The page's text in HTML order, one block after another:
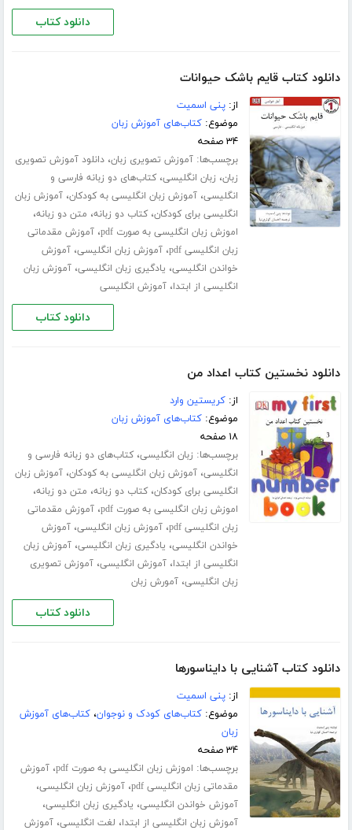
دانلود کتاب
دانلود کتاب قایم باشک حیوانات
از:پنی اسمیت
موضوع:کتاب‌های آموزش زبان
۳۴ صفحه
برچسب‌ها:آموزش تصویری زبان،دانلود آموزش تصویری
زبان، زبان انگلیسی،کتاب‌های دو زبانه فارسی و
انگلیسی،آموزش زبان انگلیسی به کودکان،آموزش زبان
انگلیسی برای کودکان،کتاب دو زبانه، متن دو زبانه،
اموزش زبان انگلیسی به صورت pdf ،آموزش مقدماتی
زبان انگلیسی pdf
،آموزش زبان انگلیسی،آموزش
خواندن انگلیسی، یادگیری زبان انگلیسی،آموزش زبان
انگلیسی از ابتدا،آموزش انگلیسی
دانلود کتاب
دانلود نخستین کتاب اعداد من
از:کریستین وارد
موضوع:کتاب‌های آموزش زبان
۱۸ صفحه
برچسب‌ها: زبان انگلیسی،کتاب‌های دو زبانه فارسی و
انگلیسی،آموزش زبان انگلیسی به کودکان،آموزش زبان
انگلیسی برای کودکان،کتاب دو زبانه، متن دو زبانه،
اموزش زبان انگلیسی به صورت pdf ،آموزش مقدماتی
زبان انگلیسی pdf
،آموزش زبان انگلیسی،آموزش
خواندن انگلیسی، یادگیری زبان انگلیسی،آموزش زبان
انگلیسی از ابتدا،آموزش انگلیسی،آموزش تصویری
زبان انگلیسی،آمورش زبان
دانلود کتاب
دانلود کتاب آشنایی با دایناسورها
از:پنی اسمیت
موضوع:کتاب‌های کودک و نوجوان،کتاب‌های آموزش
زبان
۳۴ صفحه
برچسب‌ها: اموزش زبان انگلیسی به صورت pdf ،آموزش
مقدماتی زبان انگلیسی pdf
،آموزش زبان انگلیسی،
آموزش خواندن انگلیسی، یادگیری زبان انگلیسی،
آموزش زبان انگلیسی از ابتدا، لغت انگلیسی،آموزش